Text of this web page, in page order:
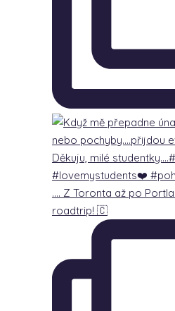
…. Z Toronta až po
roadtrip! 🇨